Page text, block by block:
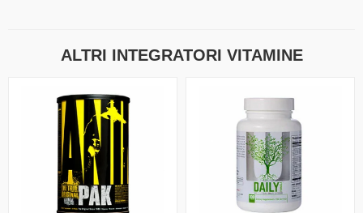
ALTRI INTEGRATORI VITAMINE